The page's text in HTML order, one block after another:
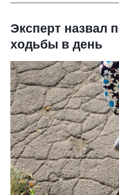
Эксперт назвал
ходьбы в день